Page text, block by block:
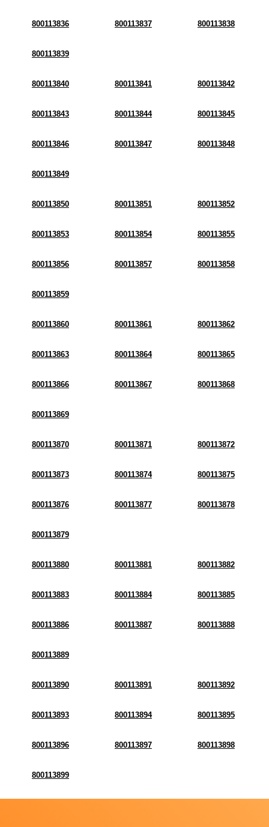
800113836 800113837 800113838
800113839
800113840 800113841 800113842
800113843 800113844 800113845
800113846 800113847 800113848
800113849
800113850 800113851 800113852
800113853 800113854 800113855
800113856 800113857 800113858
800113859
800113860 800113861 800113862
800113863 800113864 800113865
800113866 800113867 800113868
800113869
800113870 800113871 800113872
800113873 800113874 800113875
800113876 800113877 800113878
800113879
800113880 800113881 800113882
800113883 800113884 800113885
800113886 800113887 800113888
800113889
800113890 800113891 800113892
800113893 800113894 800113895
800113896 800113897 800113898
800113899